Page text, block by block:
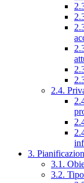
2.4.
3.
3.1.
3.2.